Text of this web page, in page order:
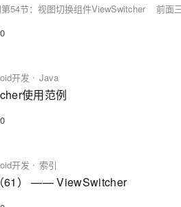
0
开发 Java
使用范例
0
开发 索引
61） —— ViewSwitcher